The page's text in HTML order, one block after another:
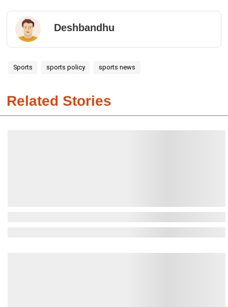
Deshbandhu
Sports sports policy sports news
Related Stories